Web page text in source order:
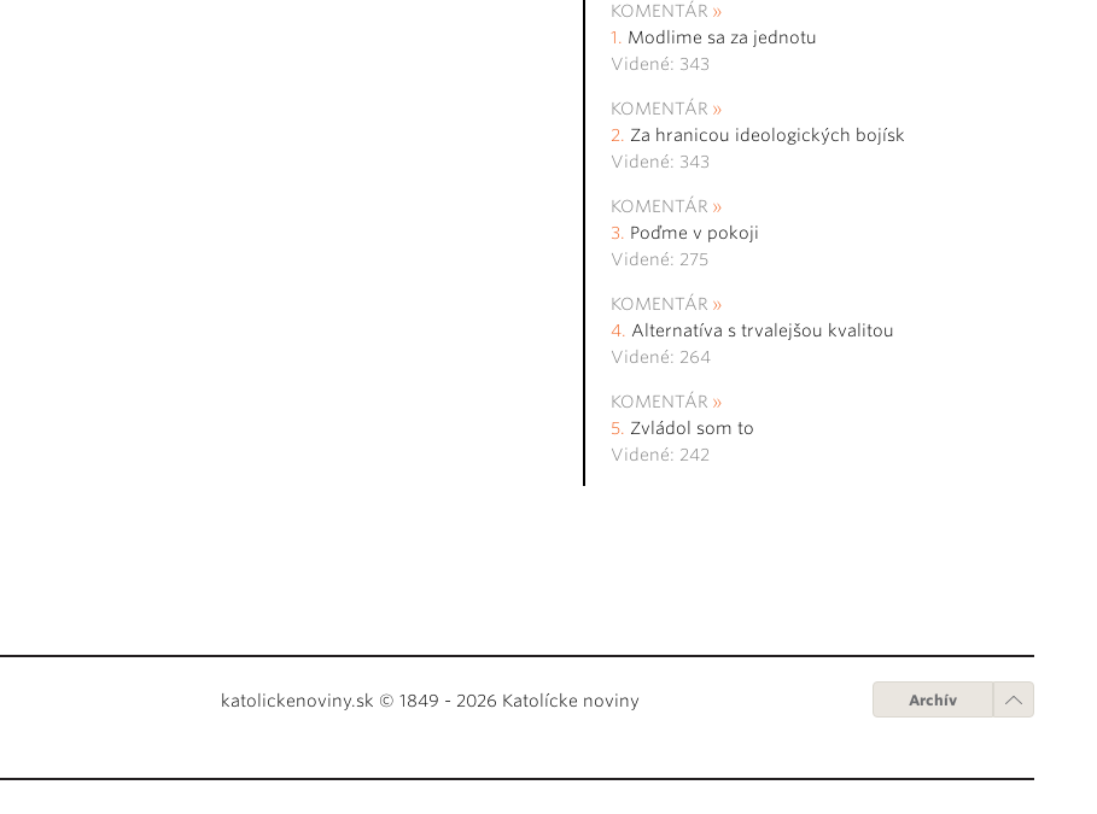
KOMENTÁR
Modlime sa za jednotu
Videné: 343
KOMENTÁR
Za hranicou ideologických bojísk
Videné: 343
KOMENTÁR
Poďme v pokoji
Videné: 275
KOMENTÁR
Alternatíva s trvalejšou kvalitou
Videné: 264
KOMENTÁR
Zvládol som to
Videné: 242
katolickenoviny.sk © 1849 - 2026 Katolícke noviny Archív